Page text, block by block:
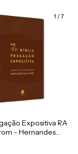
1 /7
Expositiva RA
- Hernandes